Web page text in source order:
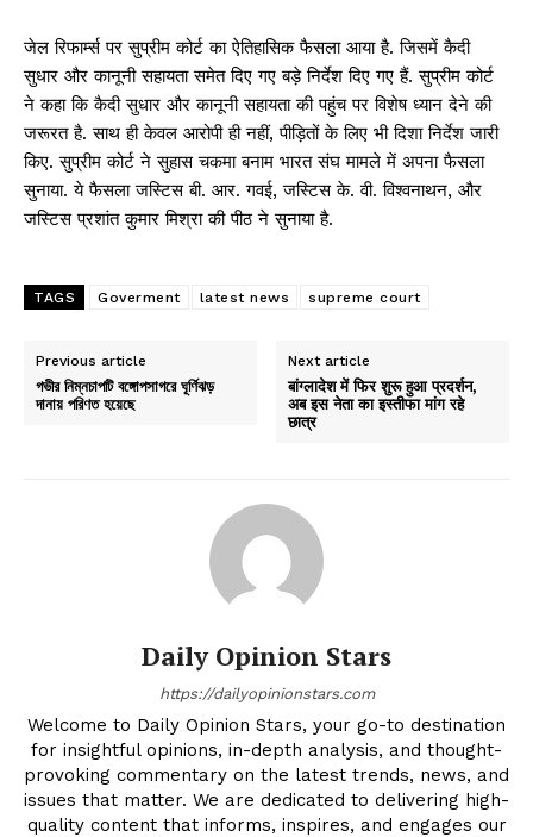
जेल रिफार्म्स पर सुप्रीम कोर्ट का ऐतिहासिक फैसला आया है. जिसमें कैदी
सुधार और कानूनी सहायता समेत दिए गए बड़े निर्देश दिए गए हैं. सुप्रीम कोर्ट
ने कहा कि कैदी सुधार और कानूनी सहायता की पहुंच पर विशेष ध्यान देने की
जरूरत है. साथ ही केवल आरोपी ही नहीं, पीड़ितों के लिए भी दिशा निर्देश जारी
किए. सुप्रीम कोर्ट ने सुहास चकमा बनाम भारत संघ मामले में अपना फैसला
सुनाया. ये फैसला जस्टिस बी. आर. गवई, जस्टिस के. वी. विश्वनाथन, और
जस्टिस प्रशांत कुमार मिश्रा की पीठ ने सुनाया है.
TAGS Goverment latest news supreme court
Previous article
গভীর নিম্নচাপটি বঙ্গোপসাগরে ঘূর্ণিঝড়
দানায় পরিণত হয়েছে
Next article
बांग्लादेश में फिर शुरू हुआ प्रदर्शन,
अब इस नेता का इस्तीफा मांग रहे
छात्र
Daily Opinion Stars
https://dailyopinionstars.com
Welcome to Daily Opinion Stars, your go-to destination
for insightful opinions, in-depth analysis, and thought-
provoking commentary on the latest trends, news, and
issues that matter. We are dedicated to delivering high-
quality content that informs, inspires, and engages our